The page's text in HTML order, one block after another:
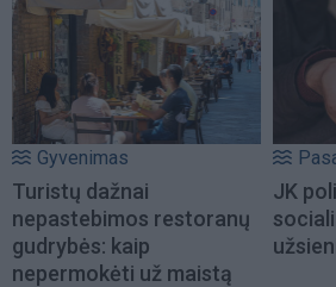
Gyvenimas
Turistų dažnai
nepastebimos restoranų
gudrybės: kaip
nepermokėti už maistą
JK